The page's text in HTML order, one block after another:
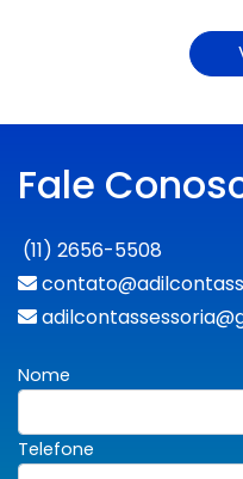
Fale
(11) 2656-5508
Nome
Telefone